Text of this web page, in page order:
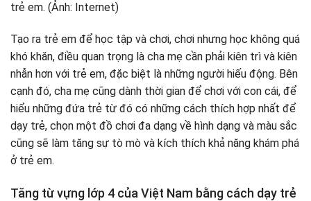
Tạo ra trẻ em để học tập và chơi, chơi nhưng học không quá
khó khăn, điều quan trọng là cha mẹ cần phải kiên trì và kiên
nhẫn hơn với trẻ em, đặc biệt là những người hiếu động. Bên
cạnh đó, cha mẹ cũng dành thời gian để chơi với con cái, để
hiểu những đứa trẻ từ đó có những cách thích hợp nhất để
dạy trẻ, chọn một đồ chơi đa dạng về hình dạng và màu sắc
cũng sẽ làm tăng sự tò mò và kích thích khả năng khám phá
ở trẻ em.
Tăng từ vựng lớp 4 của Việt Nam bằng cách dạy trẻ